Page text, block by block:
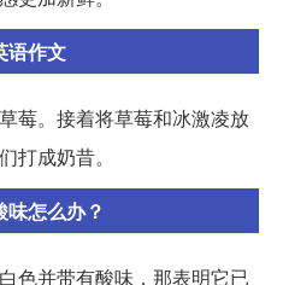
语作文
莓。接着将草莓和冰激凌放
打成奶昔。
怎么办？
色并带有酸味，那表明它已